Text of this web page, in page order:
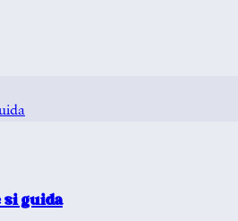
si guida